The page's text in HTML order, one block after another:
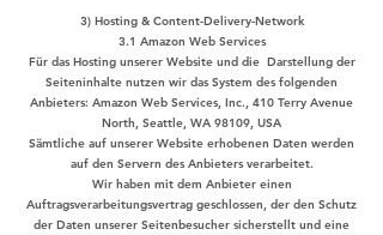
3) Hosting & Content-Delivery-Network
3.1 Amazon Web Services
Für das Hosting unserer Website und die Darstellung der
Seiteninhalte nutzen wir das System des folgenden
Anbieters: Amazon Web Services, Inc., 410 Terry Avenue
North, Seattle, WA 98109, USA
Sämtliche auf unserer Website erhobenen Daten werden
auf den Servern des Anbieters verarbeitet.
Wir haben mit dem Anbieter einen
Auftragsverarbeitungsvertrag geschlossen, der den Schutz
der Daten unserer Seitenbesucher sicherstellt und eine